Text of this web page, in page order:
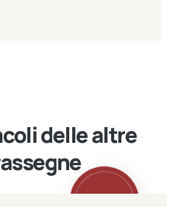
delle altre